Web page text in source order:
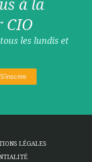
à la
CIO
les lundis et
LÉGALES